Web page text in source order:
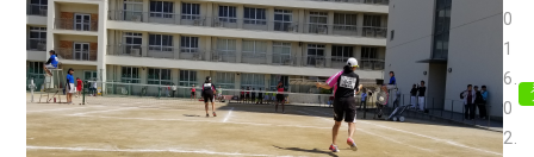
0
1
6.
0
2.